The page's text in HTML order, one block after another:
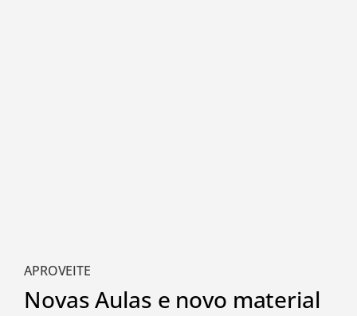
APROVEITE
Novas Aulas e novo material